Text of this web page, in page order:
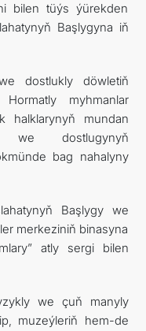
bilen tüýs ýürekden
Başlygyna iň
dostlukly döwletiň
myhmanlar
halklarynyň mundan
we dostlugynyň
bag nahalyny
Başlygy we
merkeziniň binasyna
atly sergi bilen
we çuň manyly
muzeýleriň hem-de